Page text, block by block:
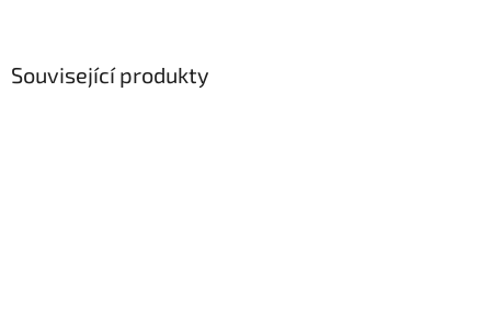
Související produkty